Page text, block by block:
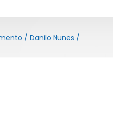
/ Danilo Nunes /